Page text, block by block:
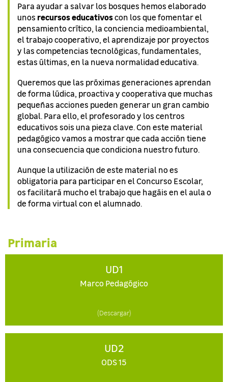
Para ayudar a salvar los bosques hemos elaborado
unos recursos educativoscon los que fomentar el
pensamiento crítico, la conciencia medioambiental,
el trabajo cooperativo, el aprendizaje por proyectos
y las competencias tecnológicas, fundamentales,
estas últimas, en la nueva normalidad educativa.
Queremos que las próximas generaciones aprendan
de forma lúdica, proactiva y cooperativa que muchas
pequeñas acciones pueden generar un gran cambio
global. Para ello, el profesorado y los centros
educativos sois una pieza clave. Con este material
pedagógico vamos a mostrar que cada acción tiene
una consecuencia que condiciona nuestro futuro.
Aunque la utilización de este material no es
obligatoria para participar en el Concurso Escolar,
os facilitará mucho el trabajo que hagáis en el aula o
de forma virtual con el alumnado.
Primaria
UD1
Marco Pedagógico
(Descargar)
UD2
ODS 15